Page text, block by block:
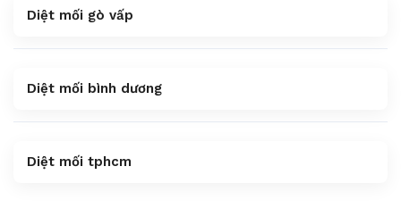
Diệt mối gò vấp
Diệt mối bình dương
Diệt mối tphcm